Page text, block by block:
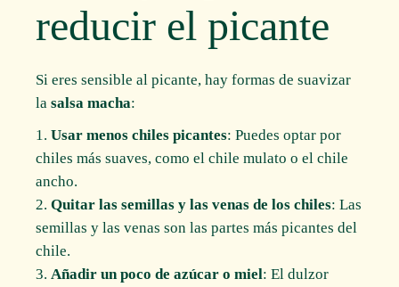
reducir el picante
Si eres sensible al picante, hay formas de suavizar
lasalsa macha:
Usar menos chiles picantes: Puedes optar por
chiles más suaves, como el chile mulato o el chile
ancho.
Quitar las semillas y las venas de los chiles: Las
semillas y las venas son las partes más picantes del
chile.
Añadir un poco de azúcar o miel: El dulzor